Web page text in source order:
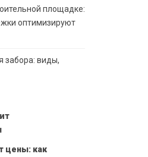
площадке:
оптимизируют
забора: виды,
цены: как